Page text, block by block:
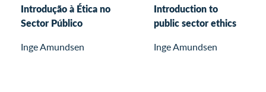
Introdução à Ética no
Sector Público
Inge Amundsen
Introduction to
public sector ethics
Inge Amundsen